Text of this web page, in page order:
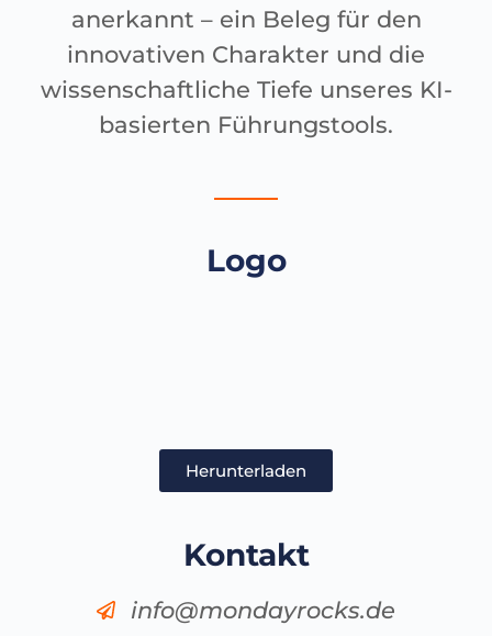
anerkannt – ein Beleg für den
innovativen Charakter und die
wissenschaftliche Tiefe unseres KI-
basierten Führungstools.
Logo
Herunterladen
Kontakt
info@mondayrocks.de